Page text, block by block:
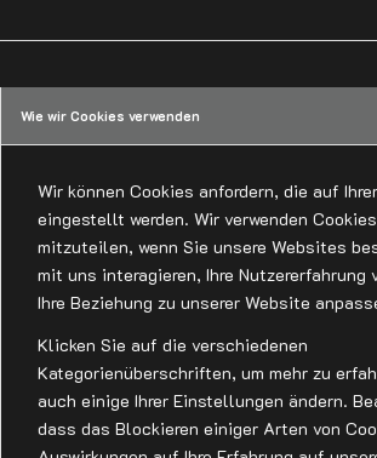
Wie wir Cookies verwenden
Wir können Cookies anfordern, die auf
eingestellt werden. Wir verwenden
mitzuteilen, wenn Sie unsere Websites
mit uns interagieren, Ihre Nutzererfahrung
Ihre Beziehung zu unserer Website
Klicken Sie auf die verschiedenen
Kategorienüberschriften, um mehr zu
auch einige Ihrer Einstellungen ändern.
dass das Blockieren einiger Arten von